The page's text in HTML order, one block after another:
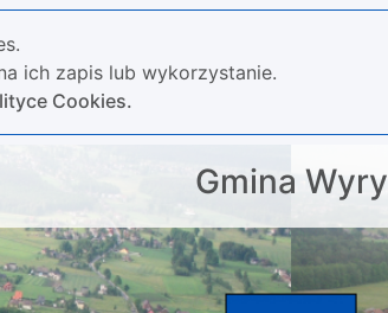
ich zapis lub wykorzystanie.
Cookies.
Gmina Wyry